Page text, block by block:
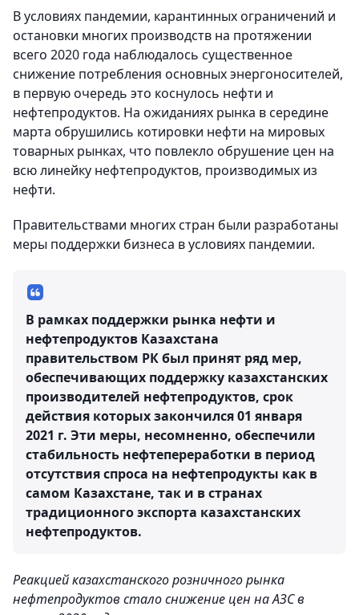
В условиях пандемии, карантинных ограничений и
остановки многих производств на протяжении
всего 2020 года наблюдалось существенное
снижение потребления основных энергоносителей,
в первую очередь это коснулось нефти и
нефтепродуктов. На ожиданиях рынка в середине
марта обрушились котировки нефти на мировых
товарных рынках, что повлекло обрушение цен на
всю линейку нефтепродуктов, производимых из
нефти.
Правительствами многих стран были разработаны
меры поддержки бизнеса в условиях пандемии.
В рамках поддержки рынка нефти и
нефтепродуктов Казахстана
правительством РК был принят ряд мер,
обеспечивающих поддержку казахстанских
производителей нефтепродуктов, срок
действия которых закончился 01 января
2021 г. Эти меры, несомненно, обеспечили
стабильность нефтепереработки в период
отсутствия спроса на нефтепродукты как в
самом Казахстане, так и в странах
традиционного экспорта казахстанских
нефтепродуктов.
Реакцией казахстанского розничного рынка
нефтепродуктов стало снижение цен на АЗС в